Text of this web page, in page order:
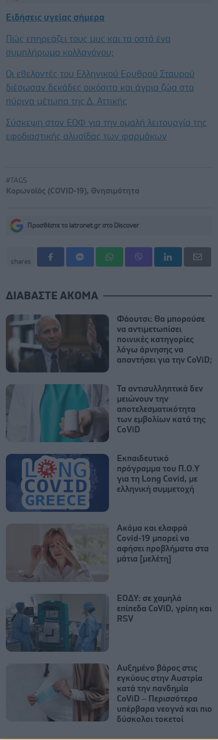
Ειδήσεις υγείας σήμερα
Πώς επηρεάζει τους μυς και τα οστά ένα
συμπλήρωμα κολλαγόνου;
Οι εθελοντές του Ελληνικού Ερυθρού Σταυρού
διέσωσαν δεκάδες οικόσιτα και άγρια ζώα στα
πύρινα μέτωπα της Δ. Αττικής
Σύσκεψη στον ΕΟΦ για την ομαλή λειτουργία της
εφοδιαστικής αλυσίδας των φαρμάκων
#TAGS
Κορωνοϊός (COVID-19), Θνησιμότητα
Προσθέστε το iatronet.gr στο Discover
shares
ΔΙΑΒΑΣΤΕ ΑΚΟΜΑ
Φάουτσι: Θα μπορούσε
να αντιμετωπίσει
ποινικές κατηγορίες
λόγω άρνησης να
απαντήσει για την CoViD;
Τα αντισυλληπτικά δεν
μειώνουν την
αποτελεσματικότητα
των εμβολίων κατά της
CοViD
Εκπαιδευτικό
πρόγραμμα του Π.Ο.Υ
για τη Long Covid, με
ελληνική συμμετοχή
Ακόμα και ελαφρά
Covid-19 μπορεί να
αφήσει προβλήματα στα
μάτια [μελέτη]
ΕΟΔΥ: σε χαμηλά
επίπεδα CoViD, γρίπη και
RSV
Αυξημένο βάρος στις
εγκύους στην Αυστρία
κατά την πανδημία
CoViD – Περισσότερα
υπέρβαρα νεογνά και πιο
δύσκολoι τοκετοί